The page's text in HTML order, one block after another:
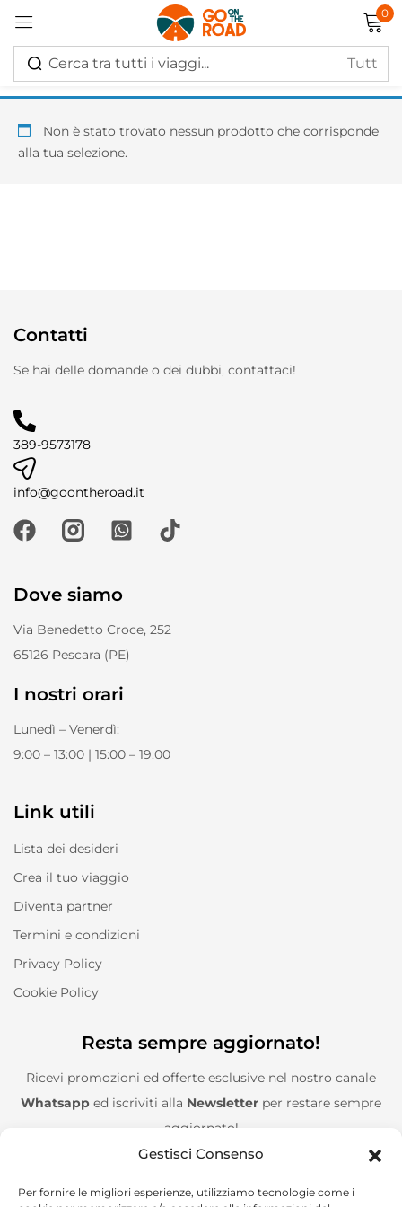
Gestisci Consenso
Per fornire le migliori esperienze, utilizziamo tecnologie come i
0
Non è stato trovato nessun prodotto che corrisponde
alla tua selezione.
Contatti
Se hai delle domande o dei dubbi, contattaci!
389-9573178
info@goontheroad.it
Dove siamo
Via Benedetto Croce, 252
65126 Pescara (PE)
I nostri orari
Lunedì – Venerdì:
9:00 – 13:00 | 15:00 – 19:00
Link utili
Lista dei desideri
Crea il tuo viaggio
Diventa partner
Termini e condizioni
Privacy Policy
Cookie Policy
Resta sempre aggiornato!
Ricevi promozioni ed offerte esclusive nel nostro canale
Whatsapp ed iscriviti alla Newsletter per restare sempre
aggiornato!
Accedi